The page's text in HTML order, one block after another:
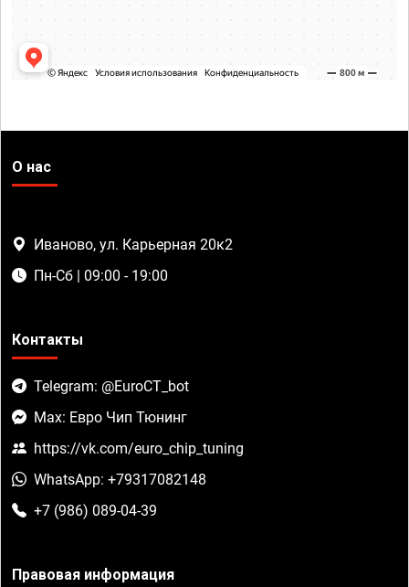
О нас
Иваново, ул. Карьерная 20к2
Пн-Сб | 09:00 - 19:00
Контакты
Telegram: @EuroCT_bot
Max: Евро Чип Тюнинг
https://vk.com/euro_chip_tuning
WhatsApp: +79317082148
+7 (986) 089-04-39
Правовая информация